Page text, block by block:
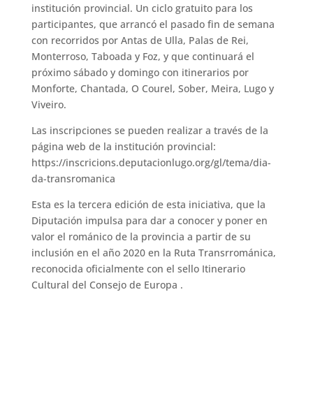
institución provincial. Un ciclo gratuito para los
participantes, que arrancó el pasado fin de semana
con recorridos por Antas de Ulla, Palas de Rei,
Monterroso, Taboada y Foz, y que continuará el
próximo sábado y domingo con itinerarios por
Monforte, Chantada, O Courel, Sober, Meira, Lugo y
Viveiro.
Las inscripciones se pueden realizar a través de la
página web de la institución provincial:
https://inscricions.deputacionlugo.org/gl/tema/dia-
da-transromanica
Esta es la tercera edición de esta iniciativa, que la
Diputación impulsa para dar a conocer y poner en
valor el románico de la provincia a partir de su
inclusión en el año 2020 en la Ruta Transrrománica,
reconocida oficialmente con el sello Itinerario
Cultural del Consejo de Europa .